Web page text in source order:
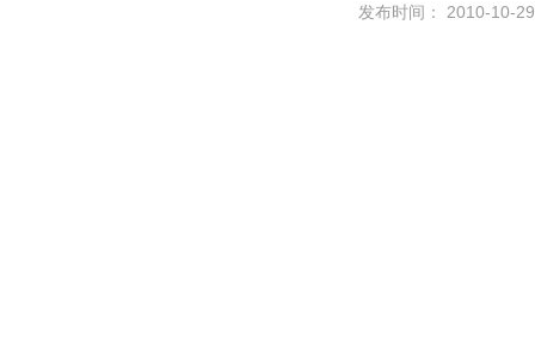
发布时间： 2010-10-